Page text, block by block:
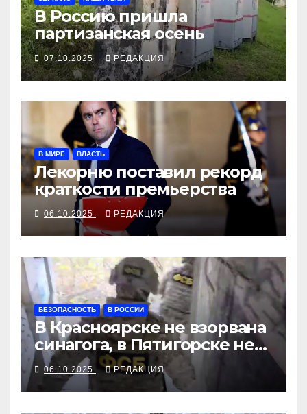
В Россию пришла
партизанская осень
07.10.2025 РЕДАКЦИЯ
В МИРЕ ВЛАСТЬ
Лекорню поставил рекорд
краткости премьерства
06.10.2025 РЕДАКЦИЯ
БЕЗОПАСНОСТЬ В РОССИИ
В Красноярске не взорвана
синагога, в Пятигорске не
сгорела еврейская община
06.10.2025 РЕДАКЦИЯ